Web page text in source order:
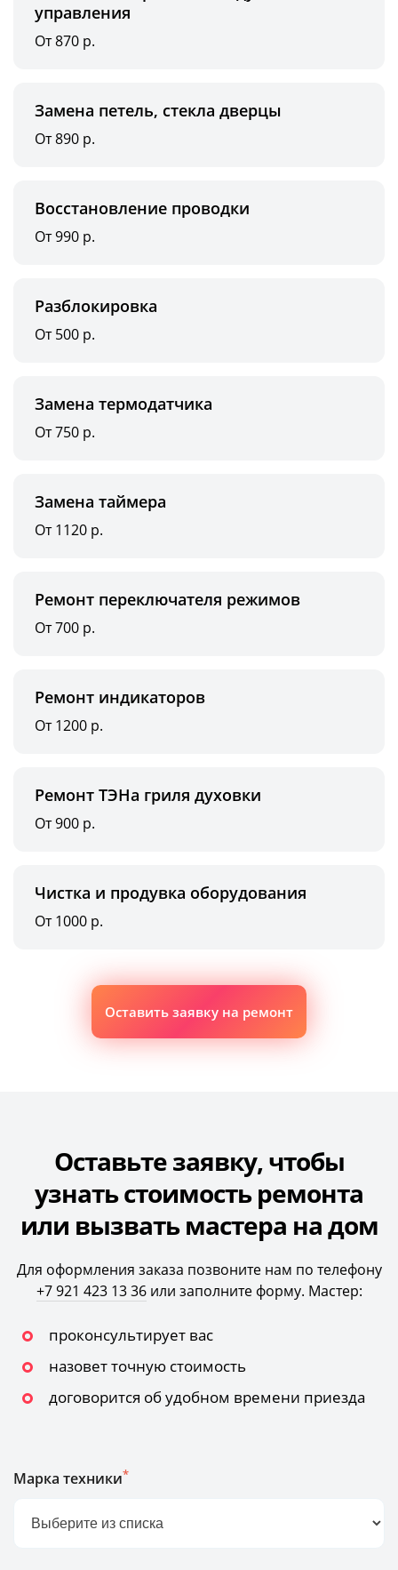
управления
От 870 р.
Замена петель, стекла дверцы
От 890 р.
Восстановление проводки
От 990 р.
Разблокировка
От 500 р.
Замена термодатчика
От 750 р.
Замена таймера
От 1120 р.
Ремонт переключателя режимов
От 700 р.
Ремонт индикаторов
От 1200 р.
Ремонт ТЭНа гриля духовки
От 900 р.
Чистка и продувка оборудования
От 1000 р.
Оставить заявку на ремонт
Оставьте заявку, чтобы
узнать стоимость ремонта
или вызвать мастера на дом
Для оформления заказа позвоните нам по телефону
+7 921 423 13 36или заполните форму. Мастер:
проконсультирует вас
назовет точную стоимость
договорится об удобном времени приезда
Марка техники*